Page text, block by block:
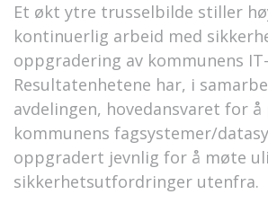
Et økt ytre trusselbilde stiller
kontinuerlig arbeid med
oppgradering av kommunens
Resultatenhetene har, i
avdelingen, hovedansvaret for å
kommunens fagsystemer/
oppgradert jevnlig for å møte
sikkerhetsutfordringer utenfra.